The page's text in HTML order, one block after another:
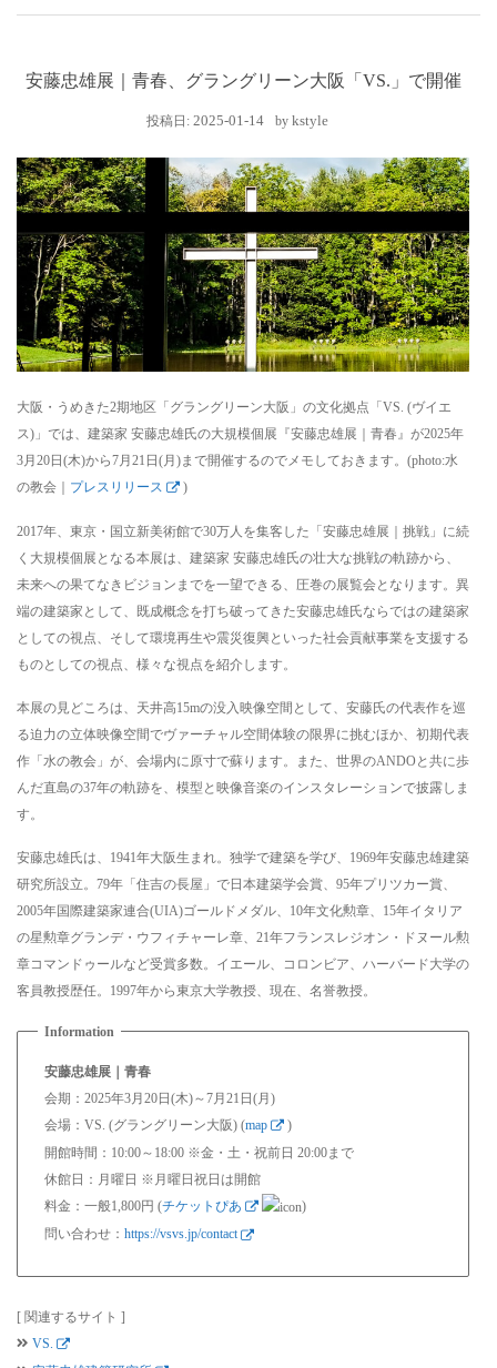
安藤忠雄展｜青春、グラングリーン大阪「VS.」で開催
投稿日: 2025-01-14 by kstyle
大阪・うめきた2期地区「グラングリーン大阪」の文化拠点「VS. (ヴイエ
ス)」では、建築家 安藤忠雄氏の大規模個展『安藤忠雄展｜青春』が2025年
3月20日(木)から7月21日(月)まで開催するのでメモしておきます。(photo:水
の教会｜ プレスリリース )
2017年、東京・国立新美術館で30万人を集客した「安藤忠雄展｜挑戦」に続
く大規模個展となる本展は、建築家 安藤忠雄氏の壮大な挑戦の軌跡から、
未来への果てなきビジョンまでを一望できる、圧巻の展覧会となります。異
端の建築家として、既成概念を打ち破ってきた安藤忠雄氏ならではの建築家
としての視点、そして環境再生や震災復興といった社会貢献事業を支援する
ものとしての視点、様々な視点を紹介します。
本展の見どころは、天井高15mの没入映像空間として、安藤氏の代表作を巡
る迫力の立体映像空間でヴァーチャル空間体験の限界に挑むほか、初期代表
作「水の教会」が、会場内に原寸で蘇ります。また、世界のANDOと共に歩
んだ直島の37年の軌跡を、模型と映像音楽のインスタレーションで披露しま
す。
安藤忠雄氏は、1941年大阪生まれ。独学で建築を学び、1969年安藤忠雄建築
研究所設立。79年「住吉の長屋」で日本建築学会賞、95年プリツカー賞、
2005年国際建築家連合(UIA)ゴールドメダル、10年文化勲章、15年イタリア
の星勲章グランデ・ウフィチャーレ章、21年フランスレジオン・ドヌール勲
章コマンドゥールなど受賞多数。イエール、コロンビア、ハーバード大学の
客員教授歴任。1997年から東京大学教授、現在、名誉教授。
安藤忠雄展｜青春
会期：2025年3月20日(木)～7月21日(月)
会場：VS. (グラングリーン大阪) (map
)
開館時間：10:00～18:00 ※金・土・祝前日 20:00まで
休館日：月曜日 ※月曜日祝日は開館
料金：一般1,800円 (チケットぴあ
)
問い合わせ： https://vsvs.jp/contact
[ 関連するサイト ]
VS.